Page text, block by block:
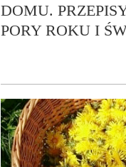
DOMU.
PORY ROKU I